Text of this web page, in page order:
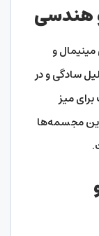
و
سادگی و در
میز
مجسمه‌ها